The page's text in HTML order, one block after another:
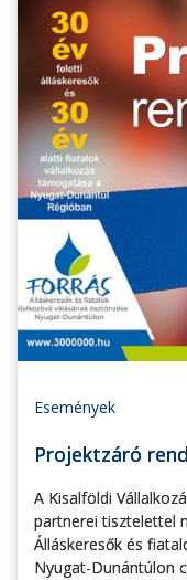
Események
Projektzáró
A Kisalföldi
partnerei tisztelettel
Álláskeresők és
Nyugat-Dunántúlon